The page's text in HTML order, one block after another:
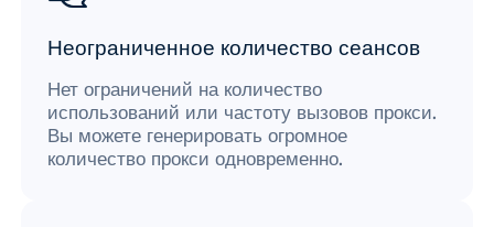
Неограниченное количество сеансов
Нет ограничений на количество
использований или частоту вызовов прокси.
Вы можете генерировать огромное
количество прокси одновременно.